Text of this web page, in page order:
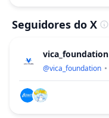
Seguidores do X
vica_foundation
@vica_foundation